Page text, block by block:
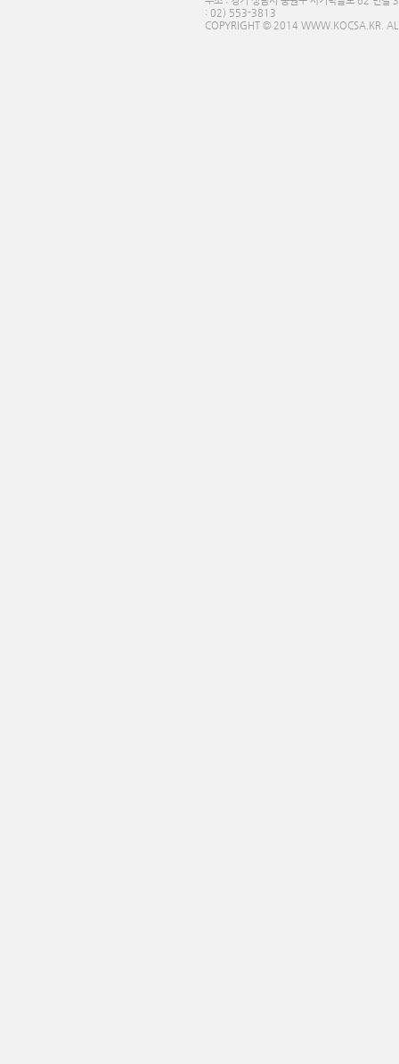
: 02) 553-3813
COPYRIGHT © 2014 WWW.KOCSA.KR.